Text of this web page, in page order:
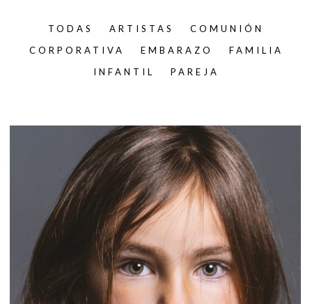
TODAS ARTISTAS
COMUNIÓN
CORPORATIVA
EMBARAZO
FAMILIA
INFANTIL
PAREJA